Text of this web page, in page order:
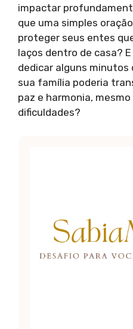
impactar
que uma simples
proteger seus entes
laços dentro de casa?
dedicar alguns minutos
sua família poderia
paz e harmonia,
dificuldades?